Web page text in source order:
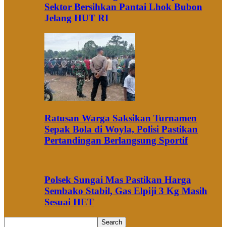
Sektor Bersihkan Pantai Lhok Bubon
Jelang HUT RI
Ratusan Warga Saksikan Turnamen
Sepak Bola di Woyla, Polisi Pastikan
Pertandingan Berlangsung Sportif
Polsek Sungai Mas Pastikan Harga
Sembako Stabil, Gas Elpiji 3 Kg Masih
Sesuai HET